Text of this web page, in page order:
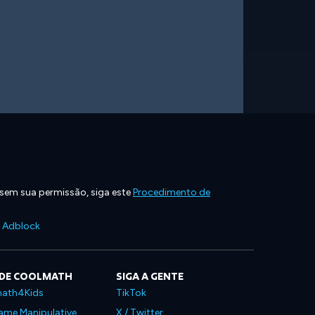
sua permissão, siga esteProcedimento de
Adblock
COOLMATH
Manipulative
SIGA A GENTE
TikTok
X / Twitter